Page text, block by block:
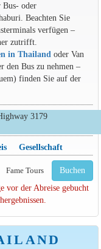
Bus- oder
Beachten Sie
verfügen –
zutrifft.
in Thailandoder Van
den Bus zu nehmen –
finden Sie auf der
3179
Gesellschaft
Fame Tours Buchen
vor der Abreise gebucht